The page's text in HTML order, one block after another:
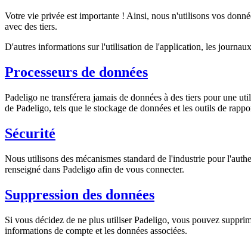
Votre vie privée est importante ! Ainsi, nous n'utilisons vos
avec des tiers.
D'autres informations sur l'utilisation de l'application, les
Processeurs de données
Padeligo ne transférera jamais de données à des tiers pour une
de Padeligo, tels que le stockage de données et les outils de
Sécurité
Nous utilisons des mécanismes standard de l'industrie pour
renseigné dans Padeligo afin de vous connecter.
Suppression des données
Si vous décidez de ne plus utiliser Padeligo, vous pouvez
informations de compte et les données associées.